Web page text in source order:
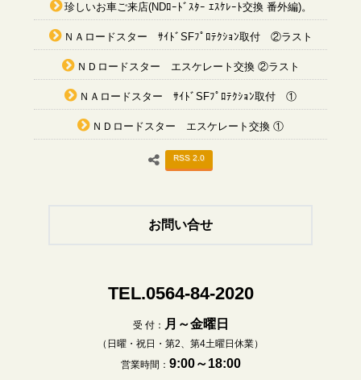
珍しいお車ご来店(NDﾛｰﾄﾞｽﾀｰ ｴｽｹﾚｰﾄ交換 番外編)。
ＮＡロードスター ｻｲﾄﾞSFﾌﾟﾛﾃｸｼｮﾝ取付 ②ラスト
ＮＤロードスター エスケレート交換 ②ラスト
ＮＡロードスター ｻｲﾄﾞSFﾌﾟﾛﾃｸｼｮﾝ取付 ①
ＮＤロードスター エスケレート交換 ①
RSS 2.0
お問い合せ
TEL.0564-84-2020
受 付： 月～金曜日
（日曜・祝日・第2、第4土曜日休業）
営業時間： 9:00～18:00